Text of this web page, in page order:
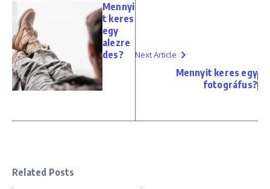
Mennyi
t keres
egy
alezre
des?
Next Article
Mennyit keres egy
fotográfus?
Related Posts